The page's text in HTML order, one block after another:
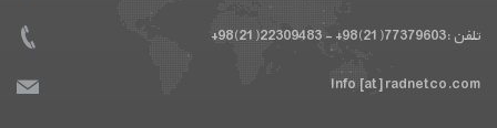
تلفن :+98(21)22309483 - +98(21)77379603
Info [at] radnetco.com